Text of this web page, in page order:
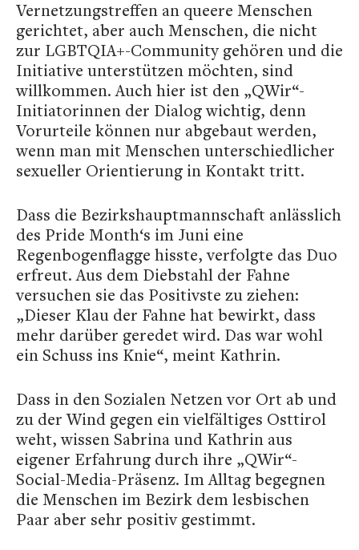
Vernetzungstreffen an queere Menschen
gerichtet, aber auch Menschen, die nicht
zur LGBTQIA+-Community gehören und die
Initiative unterstützen möchten, sind
willkommen. Auch hier ist den „QWir“-
Initiatorinnen der Dialog wichtig, denn
Vorurteile können nur abgebaut werden,
wenn man mit Menschen unterschiedlicher
sexueller Orientierung in Kontakt tritt.
Dass die Bezirkshauptmannschaft anlässlich
des Pride Month‘s im Juni eine
Regenbogenflagge hisste, verfolgte das Duo
erfreut. Aus dem Diebstahl der Fahne
versuchen sie das Positivste zu ziehen:
„Dieser Klau der Fahne hat bewirkt, dass
mehr darüber geredet wird. Das war wohl
ein Schuss ins Knie“, meint Kathrin.
Dass in den Sozialen Netzen vor Ort ab und
zu der Wind gegen ein vielfältiges Osttirol
weht, wissen Sabrina und Kathrin aus
eigener Erfahrung durch ihre „QWir“-
Social-Media-Präsenz. Im Alltag begegnen
die Menschen im Bezirk dem lesbischen
Paar aber sehr positiv gestimmt.